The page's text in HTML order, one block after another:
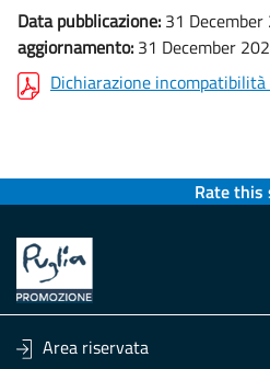
Data pubblicazione: 31
aggiornamento: 31 December
Dichiarazione
Rate this
Area riservata